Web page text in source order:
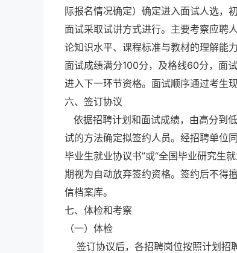
际报名情况确定）确定进入面试人选，
面试采取试讲方式进行。主要考察应聘
论知识水平、课程标准与教材的理解能
面试成绩满分100分，及格线60分，面
进入下一环节资格。面试顺序通过考生
六、签订协议
依据招聘计划和面试成绩，由高分到
试的方法确定拟签约人员。经招聘单位
毕业生就业协议书”或“全国毕业研究生
期视为自动放弃签约资格。签约后不得
信档案库。
七、体检和考察
（一）体检
签订协议后，各招聘岗位按照计划招